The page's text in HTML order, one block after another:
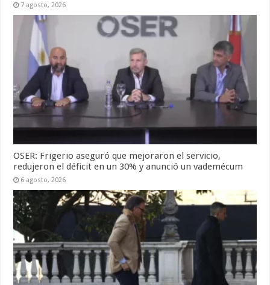
7 agosto, 2026
OSER: Frigerio aseguró que mejoraron el servicio,
redujeron el déficit en un 30% y anunció un vademécum
6 agosto, 2026